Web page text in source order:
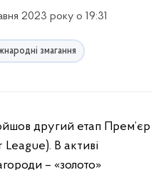
2023 року о 19:31
змагання
В активі
– «золото»